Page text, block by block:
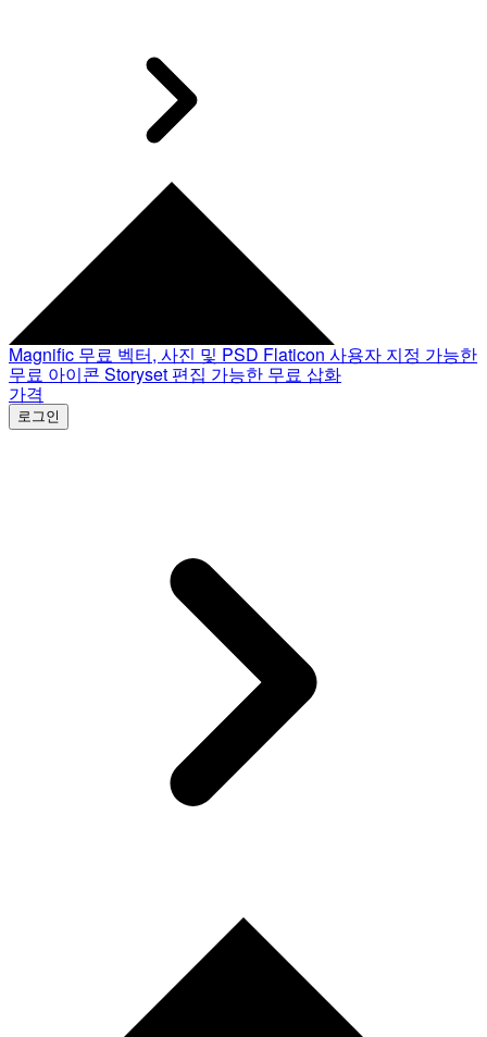
Magnific 무료 벡터, 사진 및 PSD Flaticon 사용자 지정 가능한
무료 아이콘 Storyset 편집 가능한 무료 삽화
가격
로그인